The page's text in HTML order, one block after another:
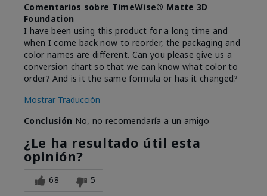
Comentarios sobre TimeWise® Matte 3D
Foundation
I have been using this product for a long time and
when I come back now to reorder, the packaging and
color names are different. Can you please give us a
conversion chart so that we can know what color to
order? And is it the same formula or has it changed?
Mostrar Traducción
Conclusión No, no recomendaría a un amigo
¿Le ha resultado útil esta
opinión?
68 5